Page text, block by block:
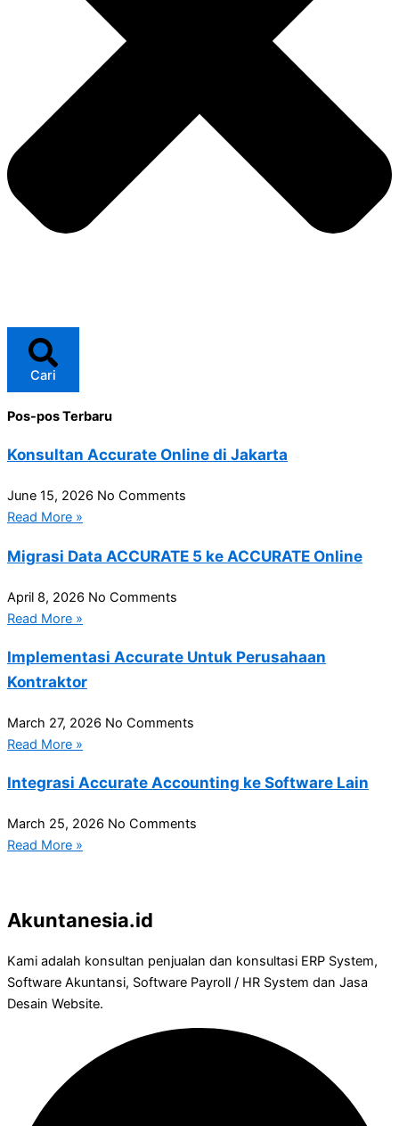
Cari
Pos-pos Terbaru
Konsultan Accurate Online di Jakarta
June 15, 2026 No Comments
Read More »
Migrasi Data ACCURATE 5 ke ACCURATE Online
April 8, 2026 No Comments
Read More »
Implementasi Accurate Untuk Perusahaan
Kontraktor
March 27, 2026 No Comments
Read More »
Integrasi Accurate Accounting ke Software Lain
March 25, 2026 No Comments
Read More »
Akuntanesia.id
Kami adalah konsultan penjualan dan konsultasi ERP System,
Software Akuntansi, Software Payroll / HR System dan Jasa
Desain Website.